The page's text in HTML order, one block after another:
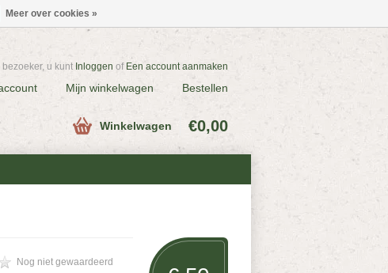
u kunt Inloggen of Een account aanmaken
Mijn winkelwagen Bestellen
Winkelwagen €0,00
Nog niet gewaardeerd
Meer over cookies »